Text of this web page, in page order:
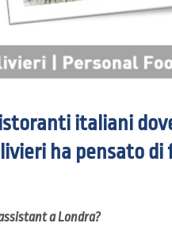
italiani
ha pensato di
a Londra?